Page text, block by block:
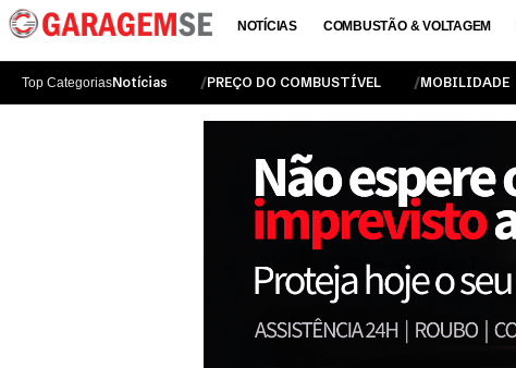
NOTÍCIAS COMBUSTÃO & VOLTAGEM
Top CategoriasNotícias PREÇO DO COMBUSTÍVEL MOBILIDADE